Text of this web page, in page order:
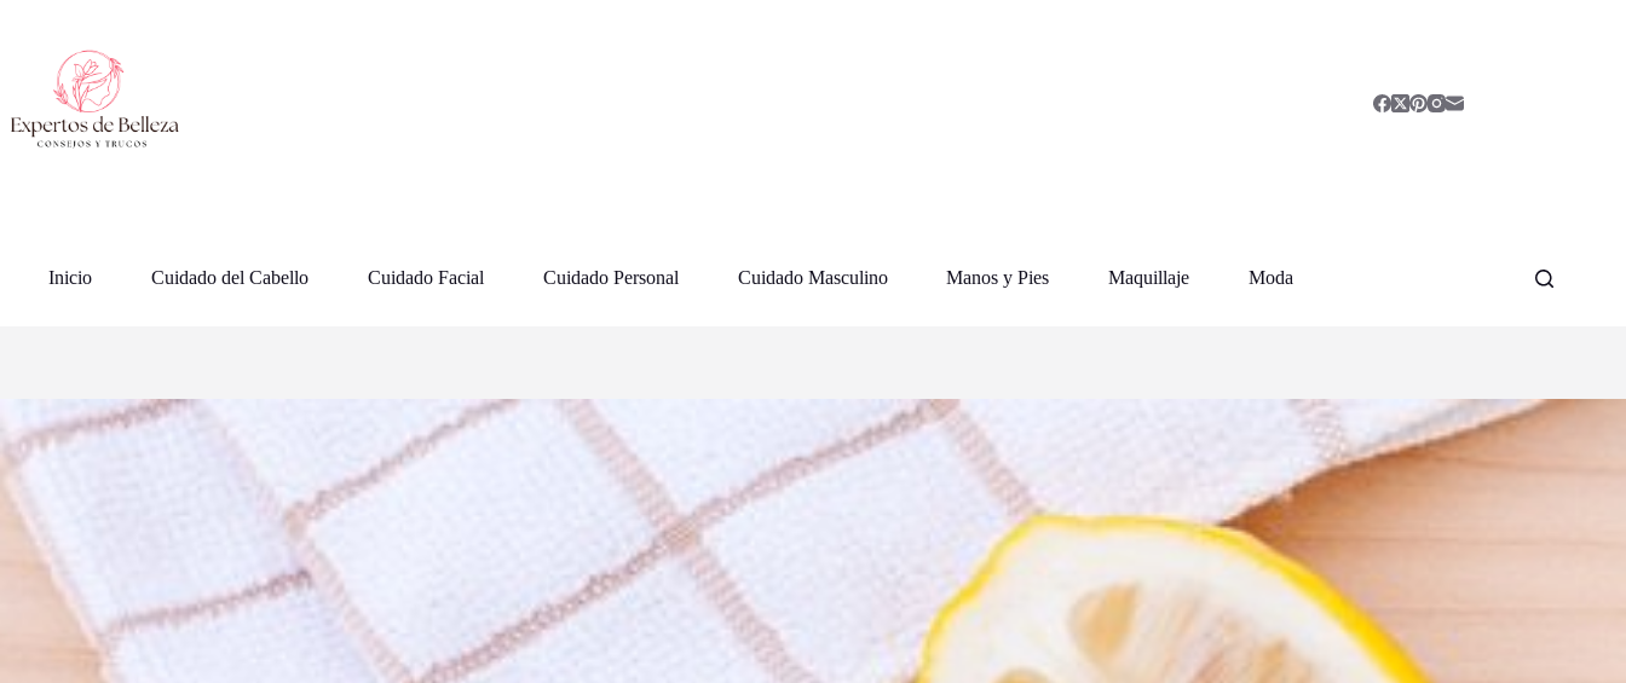
contenido
Inicio Cuidado del Cabello Cuidado Facial Cuidado Personal Cuidado Masculino Manos y Pies Maquillaje Moda